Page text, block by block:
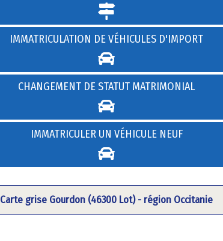
IMMATRICULATION DE VÉHICULES D'IMPORT
CHANGEMENT DE STATUT MATRIMONIAL
IMMATRICULER UN VÉHICULE NEUF
Carte grise Gourdon (46300 Lot) - région Occitanie